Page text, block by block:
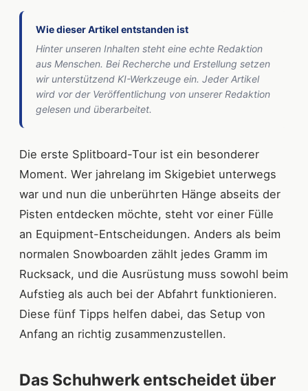
Wie dieser Artikel entstanden ist
Hinter unseren Inhalten steht eine echte Redaktion
aus Menschen. Bei Recherche und Erstellung setzen
wir unterstützend KI-Werkzeuge ein. Jeder Artikel
wird vor der Veröffentlichung von unserer Redaktion
gelesen und überarbeitet.
Die erste Splitboard-Tour ist ein besonderer
Moment. Wer jahrelang im Skigebiet unterwegs
war und nun die unberührten Hänge abseits der
Pisten entdecken möchte, steht vor einer Fülle
an Equipment-Entscheidungen. Anders als beim
normalen Snowboarden zählt jedes Gramm im
Rucksack, und die Ausrüstung muss sowohl beim
Aufstieg als auch bei der Abfahrt funktionieren.
Diese fünf Tipps helfen dabei, das Setup von
Anfang an richtig zusammenzustellen.
Das Schuhwerk entscheidet über